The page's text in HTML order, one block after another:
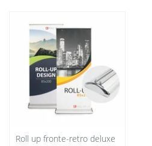
Roll up fronte-retro deluxe